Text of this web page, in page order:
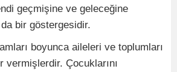
geçmişine ve geleceğine
da bir göstergesidir.
boyunca aileleri ve toplumları
vermişlerdir. Çocuklarını